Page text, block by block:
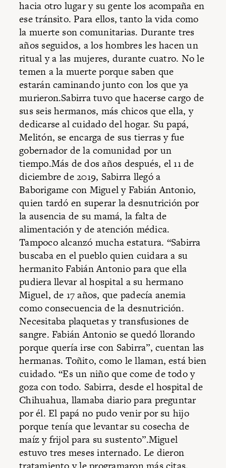
hacia otro lugar y su gente los acompaña en
ese tránsito. Para ellos, tanto la vida como
la muerte son comunitarias. Durante tres
años seguidos, a los hombres les hacen un
ritual y a las mujeres, durante cuatro. No le
temen a la muerte porque saben que
estarán caminando junto con los que ya
murieron.Sabirra tuvo que hacerse cargo de
sus seis hermanos, más chicos que ella, y
dedicarse al cuidado del hogar. Su papá,
Melitón, se encarga de sus tierras y fue
gobernador de la comunidad por un
tiempo.Más de dos años después, el 11 de
diciembre de 2019, Sabirra llegó a
Baborigame con Miguel y Fabián Antonio,
quien tardó en superar la desnutrición por
la ausencia de su mamá, la falta de
alimentación y de atención médica.
Tampoco alcanzó mucha estatura. “Sabirra
buscaba en el pueblo quien cuidara a su
hermanito Fabián Antonio para que ella
pudiera llevar al hospital a su hermano
Miguel, de 17 años, que padecía anemia
como consecuencia de la desnutrición.
Necesitaba plaquetas y transfusiones de
sangre. Fabián Antonio se quedó llorando
porque quería irse con Sabirra”, cuentan las
hermanas. Toñito, como le llaman, está bien
cuidado. “Es un niño que come de todo y
goza con todo. Sabirra, desde el hospital de
Chihuahua, llamaba diario para preguntar
por él. El papá no pudo venir por su hijo
porque tenía que levantar su cosecha de
maíz y frijol para su sustento”.Miguel
estuvo tres meses internado. Le dieron